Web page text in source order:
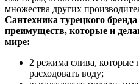
множества других
Сантехника турецкого
преимуществ, которые и
мире:
2 режима слива, которые
расходовать воду;